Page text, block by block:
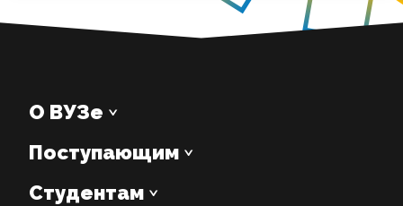
О ВУЗе
Поступающим
Студентам